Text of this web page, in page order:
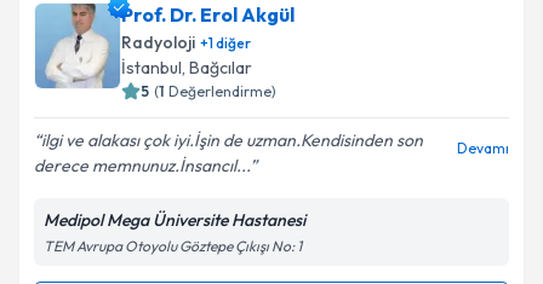
Doç. Dr. Utku Mahir Yıldırım
talebi oluşturun. Size bu uzmandan randevu almanız
için bir takvim hazırlandığında e-posta ile
bilgilendireceğiz.
E-posta Adresiniz
Kişisel verilerimin işlenmesine ilişkin
Metni'ni okudum ve kişisel verilerimin belirtilen
Prof. Dr. Erol Akgül
Radyoloji +1diğer
İstanbul, Bağcılar
5 (1 Değerlendirme)
ilgi ve alakası çok iyi.İşin de uzman.Kendisinden son
derece memnunuz.İnsancıl...
Devamı
Medipol Mega Üniversite Hastanesi
TEM Avrupa Otoyolu Göztepe Çıkışı No: 1